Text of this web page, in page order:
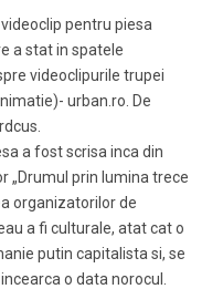
pentru piesa
a stat in spatele
videoclipurile trupei
urban.ro. De
a fost scrisa inca din
„Drumul prin lumina trece
organizatorilor de
a fi culturale, atat cat o
putin capitalista si, se
o data norocul.